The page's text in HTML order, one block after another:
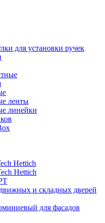
для установки ручек
ленты
линейки
Hettich
Hettich
и складных дверей
для фасадов